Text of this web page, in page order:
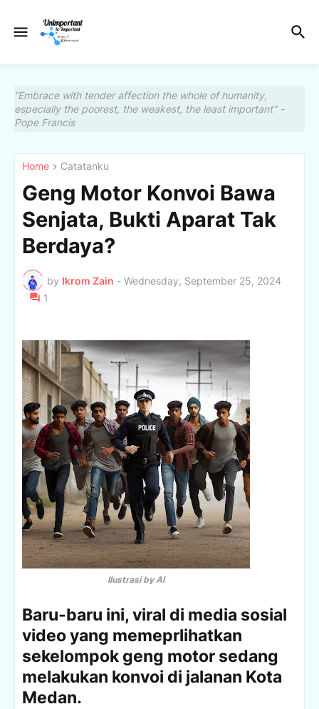
“Embrace with tender affection the whole of humanity,
especially the poorest, the weakest, the least important" -
Pope Francis
Home Catatanku
Geng Motor Konvoi Bawa
Senjata, Bukti Aparat Tak
Berdaya?
by Ikrom Zain - Wednesday, September 25, 2024
1
Ilustrasi by AI
Baru-baru ini, viral di media sosial
video yang memeprlihatkan
sekelompok geng motor sedang
melakukan konvoi di jalanan Kota
Medan.